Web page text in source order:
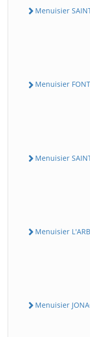
Menuisier
Menuisier
Menuisier
Menuisier
Menuisier